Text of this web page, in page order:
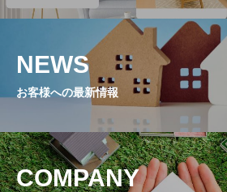
NEWS
お客様への最新情報
COMPANY